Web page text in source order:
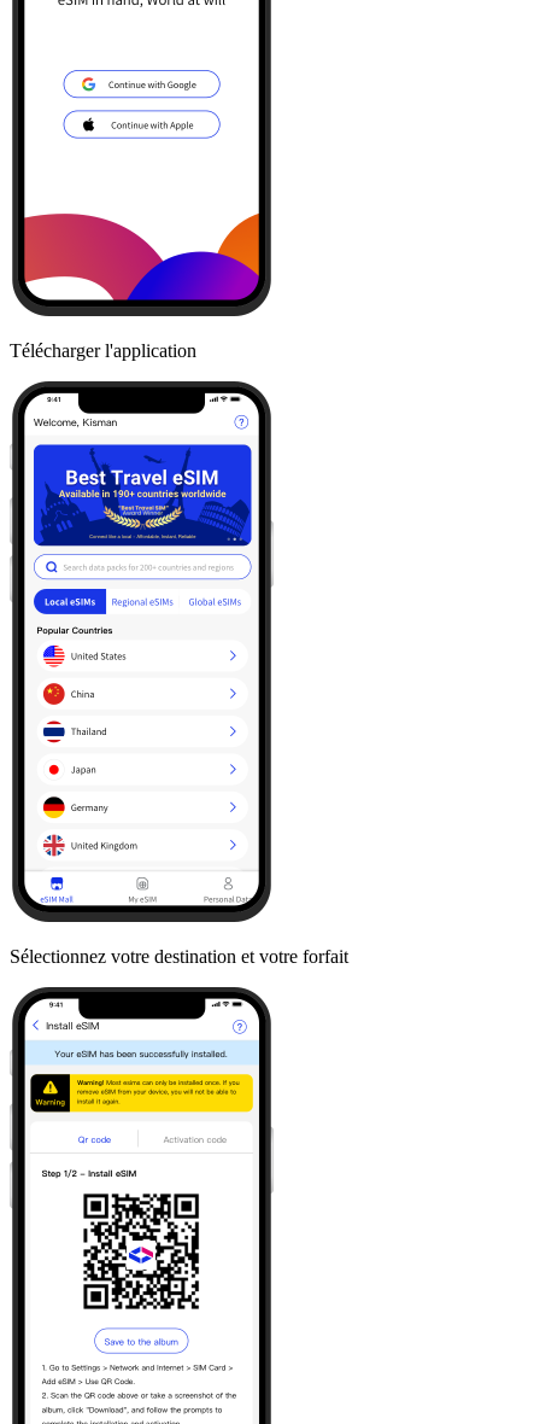
Télécharger l'application
Sélectionnez votre destination et votre forfait